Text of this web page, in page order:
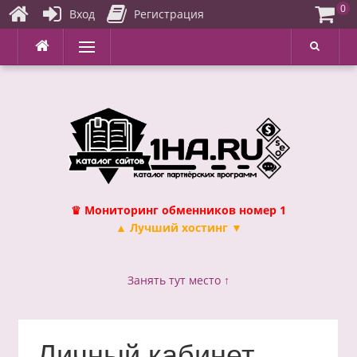
Перейти
содержимому
Меню
♛ Мониторинг обменников номер 1
▲ Лучший хостинг ▼
Занять тут место ↑
Вход Регистрация 0